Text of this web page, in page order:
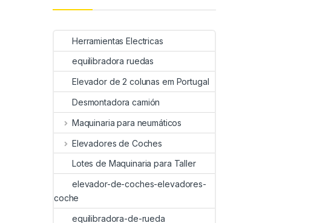
Herramientas Electricas
equilibradora ruedas
Elevador de 2 colunas em Portugal
Desmontadora camión
Maquinaria para neumáticos
Elevadores de Coches
Lotes de Maquinaria para Taller
elevador-de-coches-elevadores-
coche
equilibradora-de-rueda